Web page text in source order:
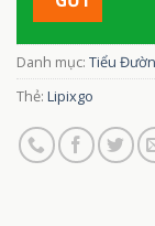
Danh mục: Tiểu
Thẻ: Lipixgo